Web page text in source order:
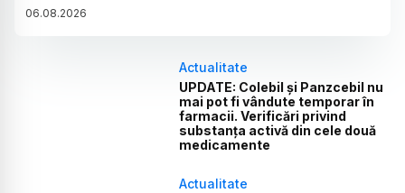
06.08.2026
Actualitate
UPDATE: Colebil și Panzcebil nu
mai pot fi vândute temporar în
farmacii. Verificări privind
substanța activă din cele două
medicamente
Actualitate